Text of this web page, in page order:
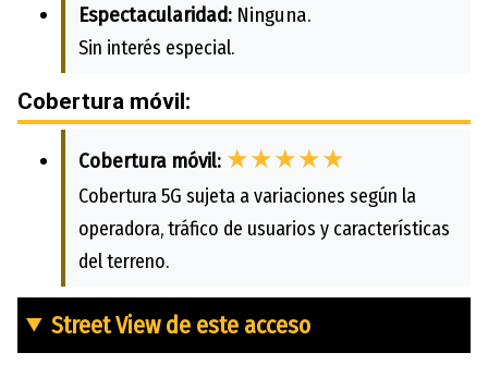
Espectacularidad: Ninguna.
Sin interés especial.
Cobertura móvil:
Cobertura móvil: ★★★★★
Cobertura 5G sujeta a variaciones según la
operadora, tráfico de usuarios y características
del terreno.
Street View de este acceso